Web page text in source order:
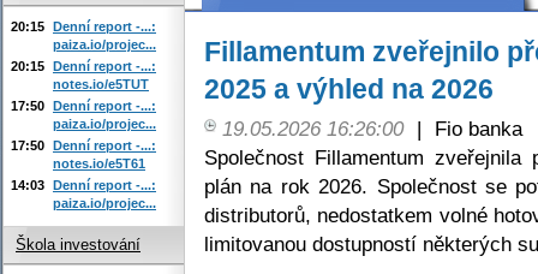
Fillamentum zveřejnilo
2025 a výhled na 2026
19.05.2026 16:26:00 |
Fio banka
Společnost Fillamentum
plán na rok 2026. Společnost se
distributorů, nedostatkem volné
limitovanou dostupností některých
20:15 Denní report -...:
paiza.io/projec...
20:15 Denní report -...:
notes.io/e5TUT
17:50 Denní report -...:
paiza.io/projec...
17:50 Denní report -...:
notes.io/e5T61
14:03 Denní report -...:
paiza.io/projec...
Škola investování